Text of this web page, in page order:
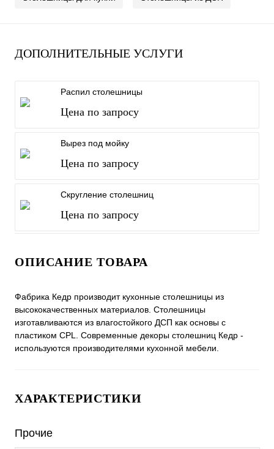
ДОПОЛНИТЕЛЬНЫЕ УСЛУГИ
Распил столешницы
Цена по запросу
ырез под мойку
Цена по запросу
Скругление столешниц
Цена по запросу
ОПИСАНИЕ ТОВАРА
Фабрика Кедр производит кухонные столешницы из
ысококачественных материалов. Столешницы
изготавливаются из влагостойкого ДСП как основы с
пластиком CPL. Современные декоры столешниц Кедр -
используются производителями кухонной мебели.
ХАРАКТЕРИСТИКИ
Прочие